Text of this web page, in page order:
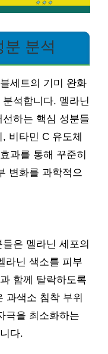
분석
세트의 기미 완화
석합니다. 멜라닌
하는 핵심 성분들
비타민 C 유도체
과를 통해 꾸준히
변화를 과학적으
은 멜라닌 세포의
라닌 색소를 피부
함께 탈락하도록
과색소 침착 부위
극을 최소화하는
다.